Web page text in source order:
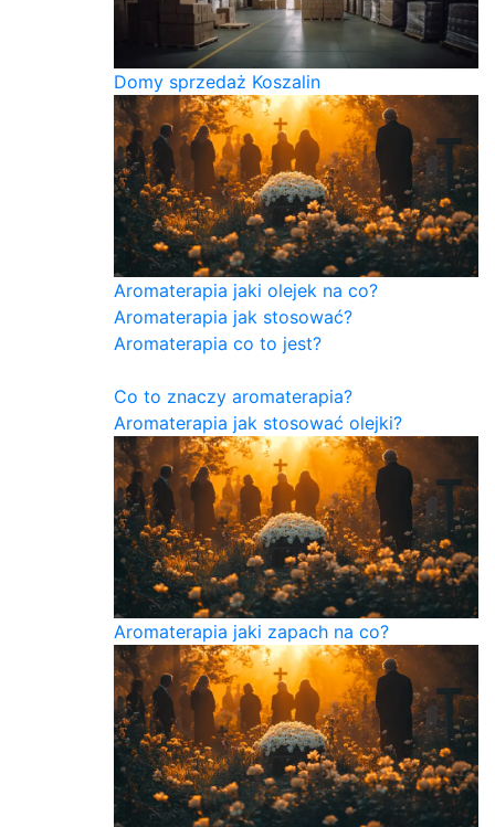
Domy sprzedaż Koszalin
Aromaterapia jaki olejek na co?
Aromaterapia jak stosować?
Aromaterapia co to jest?
Co to znaczy aromaterapia?
Aromaterapia jak stosować olejki?
Aromaterapia jaki zapach na co?